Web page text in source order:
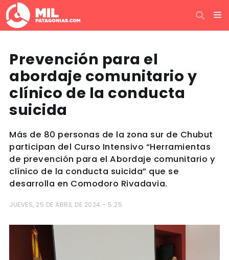
Prevención para el
abordaje comunitario y
clínico de la conducta
suicida
Más de 80 personas de la zona sur de Chubut
participan del Curso Intensivo “Herramientas
de prevención para el Abordaje comunitario y
clínico de la conducta suicida” que se
desarrolla en Comodoro Rivadavia.
JUEVES, 25 DE ABRIL DE 2024 - 5:25